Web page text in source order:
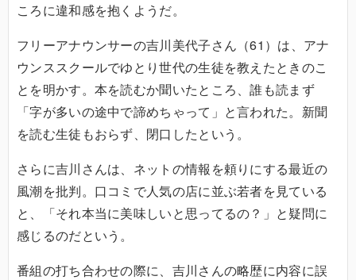
ころに違和感を抱くようだ。
フリーアナウンサーの吉川美代子さん（61）は、アナ
ウンススクールでゆとり世代の生徒を教えたときのこ
とを明かす。本を読むか聞いたところ、誰も読まず
「字が多いの途中で諦めちゃって」と言われた。新聞
を読む生徒もおらず、閉口したという。
さらに吉川さんは、ネットの情報を頼りにする最近の
風潮を批判。口コミで人気の店に並ぶ若者を見ている
と、「それ本当に美味しいと思ってるの？」と疑問に
感じるのだという。
番組の打ち合わせの際に、吉川さんの略歴に内容に誤